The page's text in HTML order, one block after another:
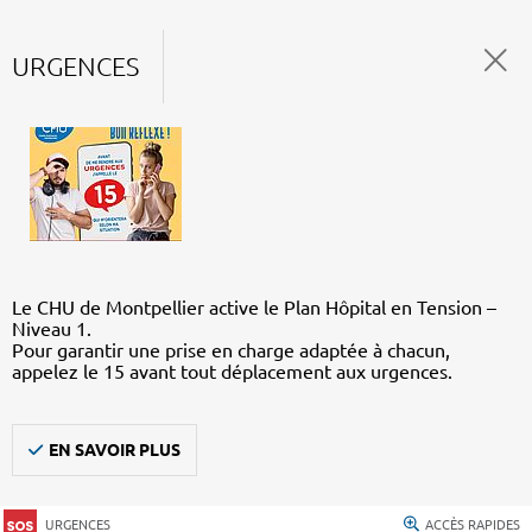
URGENCES
Le CHU de Montpellier active le Plan Hôpital en Tension –
Niveau 1.
Pour garantir une prise en charge adaptée à chacun,
appelez le 15 avant tout déplacement aux urgences.
EN SAVOIR PLUS
URGENCES ACCÈS RAPIDES